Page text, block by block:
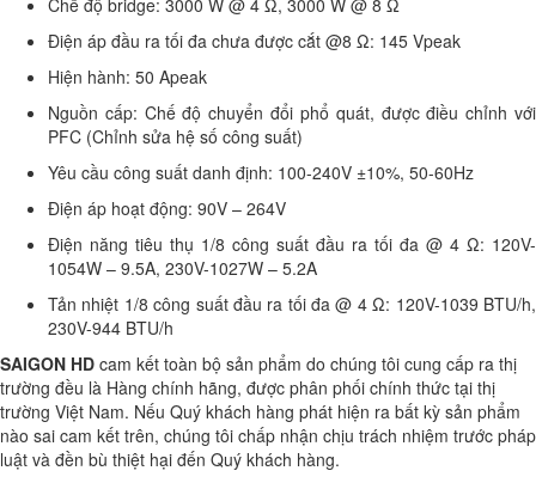
Điện áp đầu ra tối đa chưa được cắt @8 Ω: 145 Vpeak
Hiện hành: 50 Apeak
Nguồn cấp: Chế độ chuyển đổi phổ quát, được điều chỉnh với
PFC (Chỉnh sửa hệ số công suất)
Yêu cầu công suất danh định: 100-240V ±10%, 50-60Hz
Điện áp hoạt động: 90V – 264V
Điện năng tiêu thụ 1/8 công suất đầu ra tối đa @ 4 Ω: 120V-
1054W – 9.5A, 230V-1027W – 5.2A
Tản nhiệt 1/8 công suất đầu ra tối đa @ 4 Ω: 120V-1039 BTU/h,
230V-944 BTU/h
SAIGON HD cam kết toàn bộ sản phẩm do chúng tôi cung cấp ra thị
trường đều là Hàng chính hãng, được phân phối chính thức tại thị
trường Việt Nam. Nếu Quý khách hàng phát hiện ra bất kỳ sản phẩm
nào sai cam kết trên, chúng tôi chấp nhận chịu trách nhiệm trước pháp
luật và đền bù thiệt hại đến Quý khách hàng.